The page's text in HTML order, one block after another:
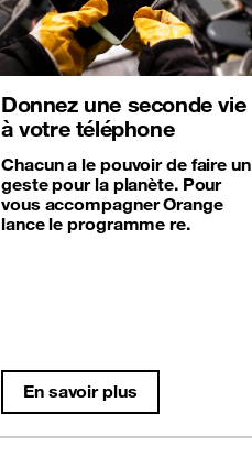
Donnez une seconde vie
à votre téléphone
Chacun a le pouvoir de faire un
geste pour la planète. Pour
vous accompagner Orange
lance le programme re.
En savoir plus